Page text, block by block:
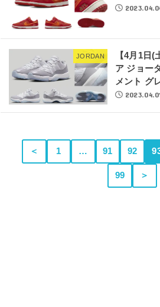
JORDAN
【4月1日
ア ジョー
メント グ
＜ 1 … 91 92
99 ＞